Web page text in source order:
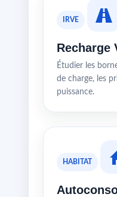
IRVE
Recharge
Étudier les
de charge, les
puissance.
HABITAT